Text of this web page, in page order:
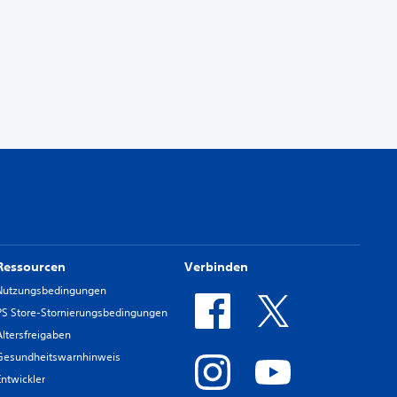
Store-Stornierungsbedingungen
Verbinden